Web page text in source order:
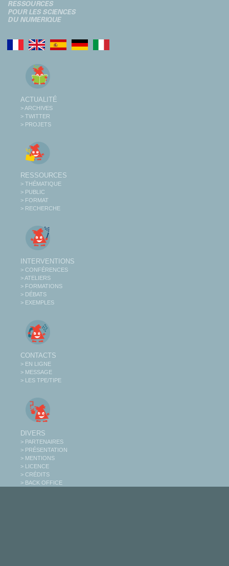
ACTUALITÉ
> ARCHIVES
> TWITTER
> PROJETS
RESSOURCES
> THÉMATIQUE
> PUBLIC
> FORMAT
> RECHERCHE
INTERVENTIONS
> CONFÉRENCES
> ATELIERS
> FORMATIONS
> DÉBATS
> EXEMPLES
CONTACTS
> EN LIGNE
> MESSAGE
> LES TPE/TIPE
DIVERS
> PARTENAIRES
> PRÉSENTATION
> MENTIONS
> LICENCE
> CRÉDITS
> BACK OFFICE